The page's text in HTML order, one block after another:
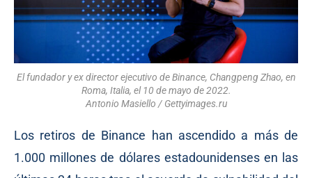
El fundador y ex director ejecutivo de Binance, Changpeng Zhao, en
Roma, Italia, el 10 de mayo de 2022.
Antonio Masiello / Gettyimages.ru
Los retiros de Binance han ascendido a más de
1.000 millones de dólares estadounidenses en las